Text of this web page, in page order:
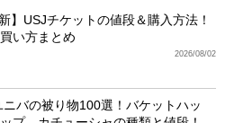
】USJチケットの値段＆購入方法！
い方まとめ
2026/08/02
ニバの被り物100選！バケットハッ